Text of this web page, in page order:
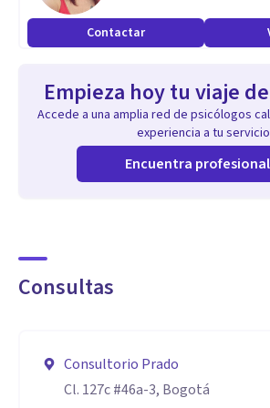
del trauma psicológico.
Tengo experiencia en las áreas clínica,
formación en desarrollo infantil y
familiar, y adicionalmente formación en
prevención de violencia certificadas por
Contactar
Empieza hoy tu viaje
Accede a una amplia red de psicólogos
experiencia a tu
Encuentra
Consultas
Consultorio Prado
Cl. 127c #46a-3, Bogotá